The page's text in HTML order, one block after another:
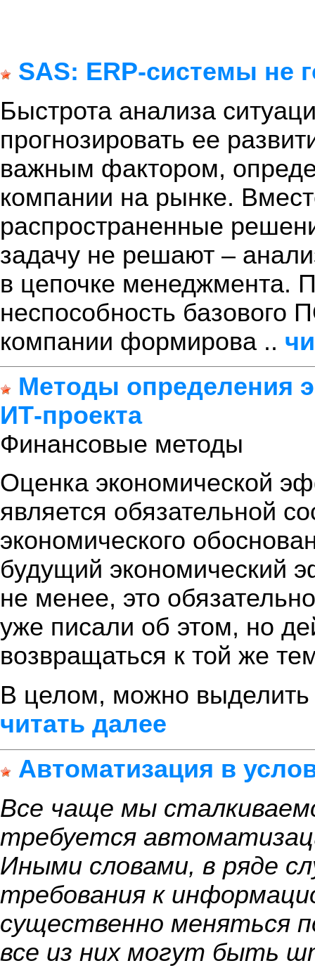
SAS: ERP-системы не
Быстрота анализа
прогнозировать ее
важным фактором,
компании на рынке.
распространенные
задачу не решают –
в цепочке менеджмента.
неспособность базового
компании формирова ..
Методы определения
ИТ-проекта
Финансовые методы
Оценка экономической
является обязательной
экономического
будущий экономический
не менее, это
уже писали об этом, но
возвращаться к той же
В целом, можно выделить
читать далее
Автоматизация в
Все чаще мы
требуется
Иными словами, в ряде
требования к
существенно меняться
все из них могут быть